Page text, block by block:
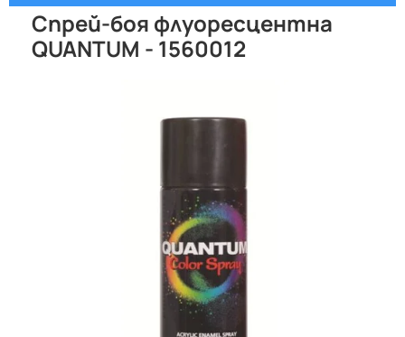
Спрей-боя флуоресцентна
QUANTUM - 1560012